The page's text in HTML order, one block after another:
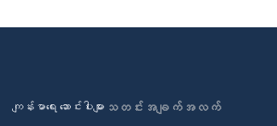
ကျန်းမာရေး ဆောင်းပါးများသတင်းအချက်အလက်